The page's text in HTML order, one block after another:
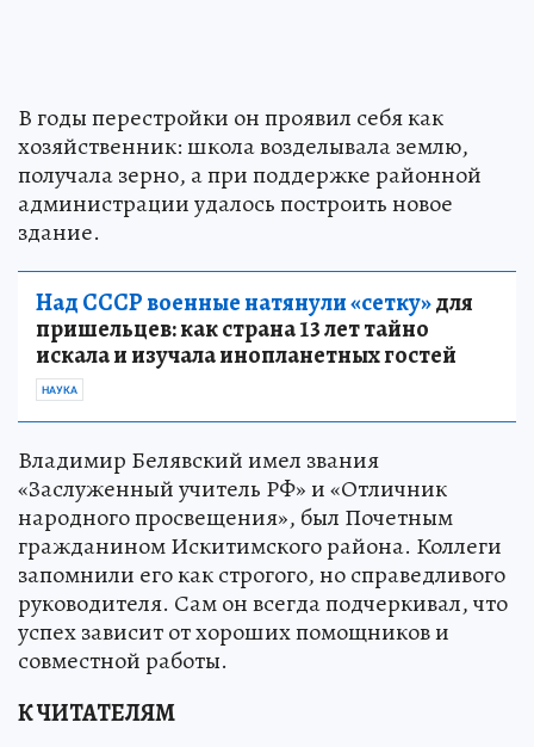
В годы перестройки он проявил себя как
хозяйственник: школа возделывала землю,
получала зерно, а при поддержке районной
администрации удалось построить новое
здание.
Над СССР военные натянули «сетку»для
пришельцев: как страна 13 лет тайно
искала и изучала инопланетных гостей
НАУКА
Владимир Белявский имел звания
«Заслуженный учитель РФ» и «Отличник
народного просвещения», был Почетным
гражданином Искитимского района. Коллеги
запомнили его как строгого, но справедливого
руководителя. Сам он всегда подчеркивал, что
успех зависит от хороших помощников и
совместной работы.
К ЧИТАТЕЛЯМ